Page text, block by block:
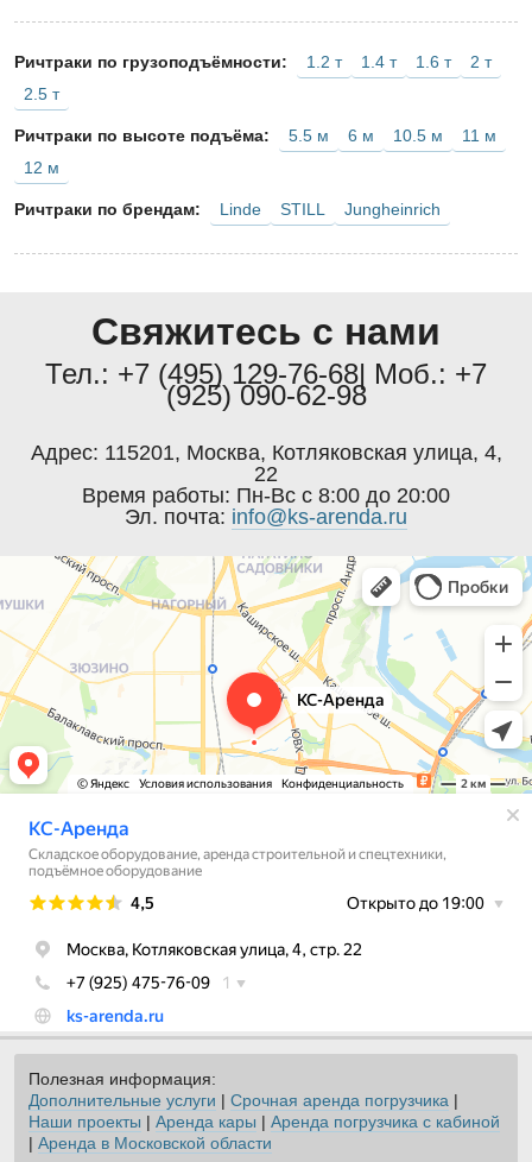
Ричтраки по грузоподъёмности: 1.2 т 1.4 т 1.6 т
2 т
2.5 т
Ричтраки по высоте подъёма: 5.5 м 6 м 10.5 м
11 м
12 м
Ричтраки по брендам: Linde STILL Jungheinrich
Свяжитесь с нами
Тел.: +7 (495) 129-76-68| Моб.: +7
(925) 090-62-98
Адрес: 115201, Москва, Котляковская улица, 4,
22
Время работы: Пн-Вс с 8:00 до 20:00
Эл. почта: info@ks-arenda.ru
Полезная информация:
Дополнительные услуги | Срочная аренда погрузчика |
Наши проекты | Аренда кары | Аренда погрузчика с кабиной
| Аренда в Московской области